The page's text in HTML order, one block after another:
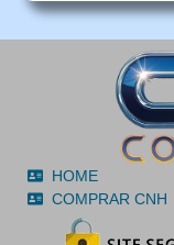
HOME
COMPRAR CNH